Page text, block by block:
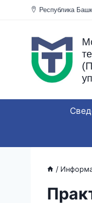
Перейти
Республика
/